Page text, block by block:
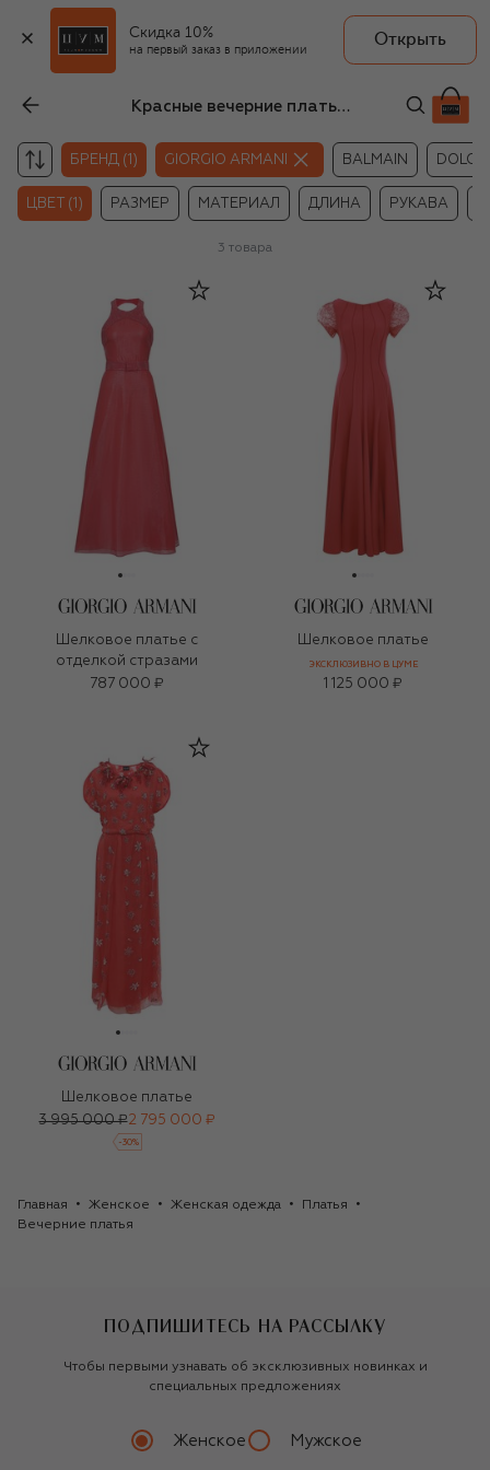
Скидка 10%
на первый заказ в приложении
Открыть
Красные вечерние платья Giorgio Armani
БРЕНД (1) GIORGIO ARMANI BALMAIN
ЦВЕТ (1) РАЗМЕР МАТЕРИАЛ ДЛИНА РУКАВА
3 товара
Шелковое платье с
отделкой стразами
787 000 ₽
Шелковое платье
ЭКСКЛЮЗИВНО В ЦУМЕ
1 125 000 ₽
Шелковое платье
3 995 000 ₽2 795 000 ₽
-30%
Главная Женское Женская одежда
Платья
Вечерние платья
ПОДПИШИТЕСЬ НА РАССЫЛКУ
Чтобы первыми узнавать об эксклюзивных новинках и
специальных предложениях
Женское Мужское